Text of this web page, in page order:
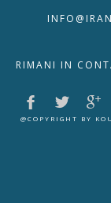
RIMANI IN
@COPYRIGHT BY
Disattiva
Evidenzia